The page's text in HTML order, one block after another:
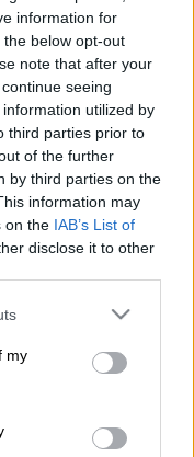
information for
below opt-out
note that after your
seeing
utilized by
third parties prior to
of the further
by third parties on the
information may
on the IAB’s List of
disclose it to other
or more Google
You may click to
third-party tags to
in below Google
my
Λογοθέτη
γνωστός μέσα
και της
του
Εγώ»